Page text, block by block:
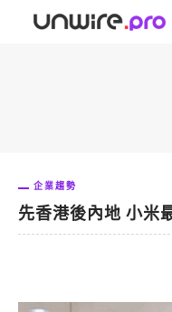
企業趨勢
先香港後內地 小米